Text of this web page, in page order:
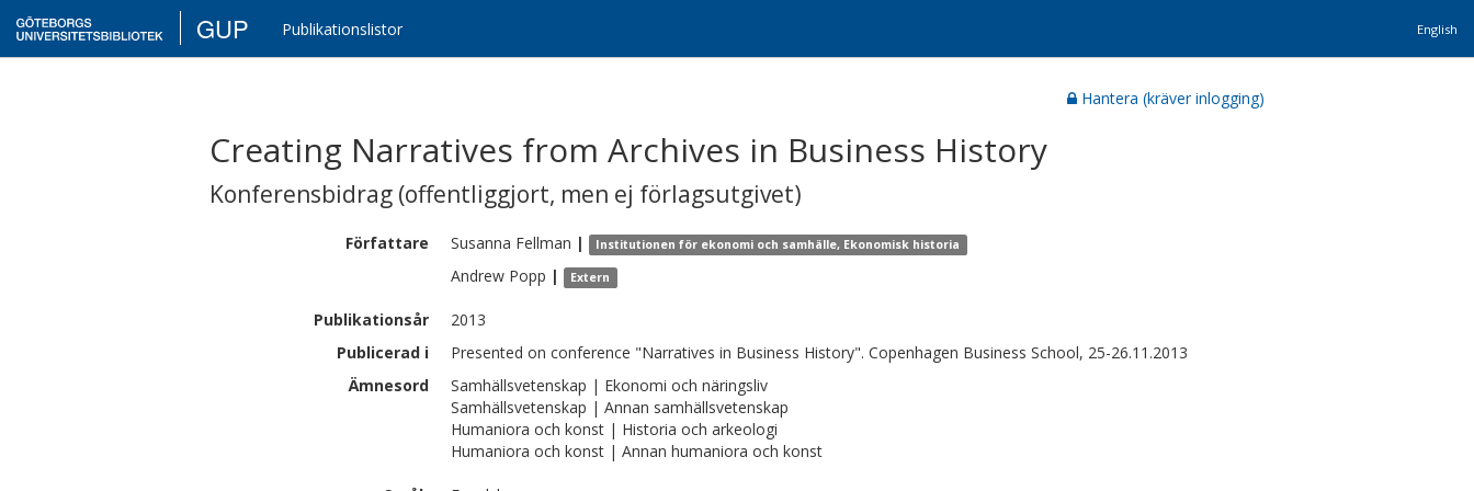
GUP Publikationslistor English
Hantera (kräver inlogging)
Creating Narratives from Archives in Business History
Konferensbidrag (offentliggjort, men ej förlagsutgivet)
Författare Susanna Fellman | Institutionen för ekonomi och samhälle, Ekonomisk historia
Andrew Popp | Extern
Publikationsår
2013
Publicerad i
Presented on conference "Narratives in Business History". Copenhagen Business School, 25-26.11.2013
Ämnesord
Samhällsvetenskap | Ekonomi och näringsliv
Samhällsvetenskap | Annan samhällsvetenskap
Humaniora och konst | Historia och arkeologi
Humaniora och konst | Annan humaniora och konst